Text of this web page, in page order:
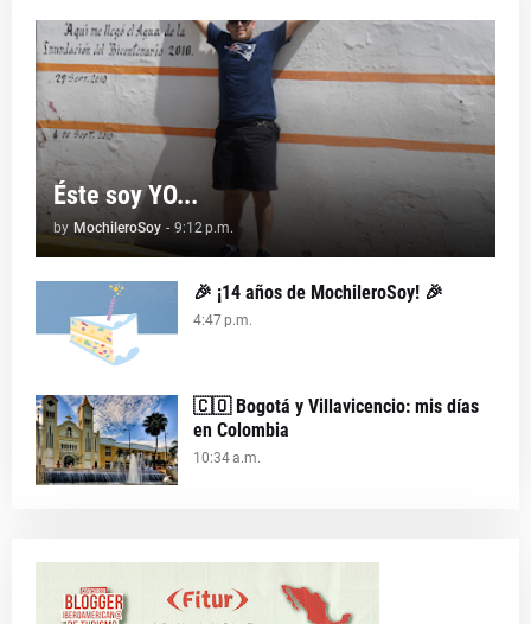
Éste soy YO...
by MochileroSoy - 9:12 p.m.
🎉 ¡14 años de MochileroSoy! 🎉
4:47 p.m.
🇨🇴 Bogotá y Villavicencio: mis días
en Colombia
10:34 a.m.